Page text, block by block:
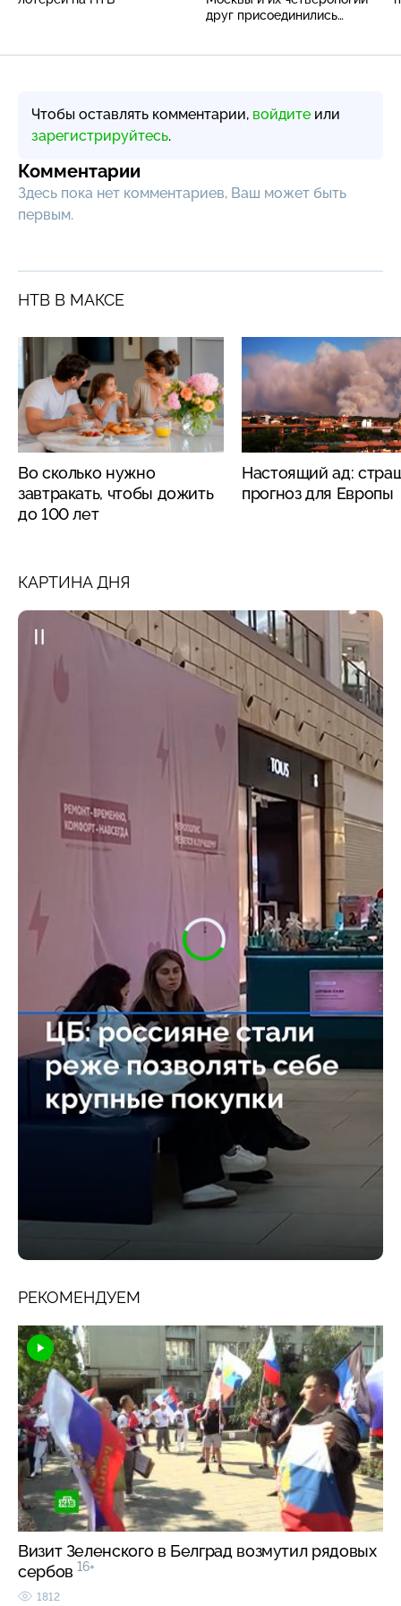
друг присоединились
Чтобы оставлять комментарии, войдите или
зарегистрируйтесь.
Комментарии
Здесь пока нет комментариев, Ваш может быть
первым.
НТВ В МАКСЕ
Во сколько нужно
завтракать, чтобы дожить
до 100 лет
Настоящий ад:
прогноз для Европы
КАРТИНА ДНЯ
РЕКОМЕНДУЕМ
Визит Зеленского в Белград возмутил рядовых
сербов 16+
1812